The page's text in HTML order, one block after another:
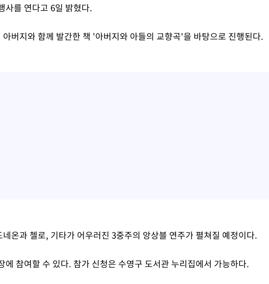
사를 연다고 6일 밝혔다.
버지와 함께 발간한 책 '아버지와 아들의 교향곡'을 바탕으로 진행된다.
온과 첼로, 기타가 어우러진 3중주의 앙상블 연주가 펼쳐질 예정이다.
에 참여할 수 있다. 참가 신청은 수영구 도서관 누리집에서 가능하다.